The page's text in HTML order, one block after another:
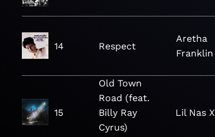
14 Respect
Aretha
Franklin
15
Old Town
Road (feat.
Billy Ray
Cyrus)
Lil Nas X